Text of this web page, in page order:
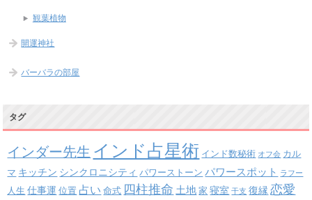
観葉植物
開運神社
バーバラの部屋
タグ
インダー先生 インド占星術 インド数秘術 オフ会 カル
マ キッチン シンクロニシティ パワーストーン パワースポット ラフー
人生 仕事運 位置 占い 命式 四柱推命 土地 家 寝室 干支 復縁 恋愛